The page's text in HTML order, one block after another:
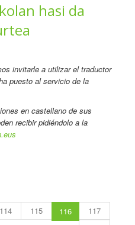
hasi da
invitarle a utilizar el traductor
puesto al servicio de la
en castellano de sus
recibir pidiéndolo a la
114 115 116
117